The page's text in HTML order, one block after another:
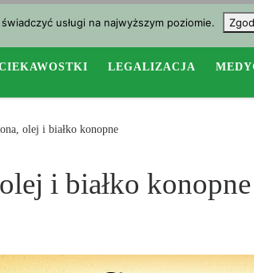
LEGALIZACJA
olej i białko konopne
i białko konopne
usługi na najwyższym poziomie.